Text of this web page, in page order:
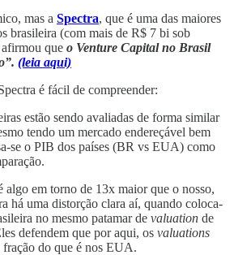
mas a Spectra, que é uma das maiores
brasileira (com mais de R$ 7 bi sob
afirmou que o Venture Capital no Brasil
(leia aqui)
é fácil de compreender:
estão sendo avaliadas de forma similar
tendo um mercado endereçável bem
se o PIB dos países (BR vs EUA) como
em torno de 13x maior que o nosso,
há uma distorção clara aí, quando coloca-
no mesmo patamar de valuation de
defendem que por aqui, os valuations
fração do que é nos EUA.